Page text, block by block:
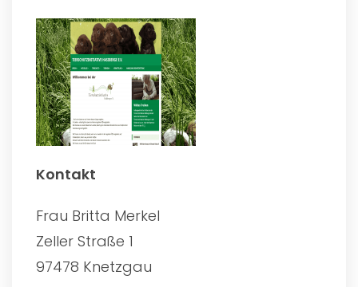
Kontakt
Frau Britta Merkel
Zeller Straße 1
97478 Knetzgau